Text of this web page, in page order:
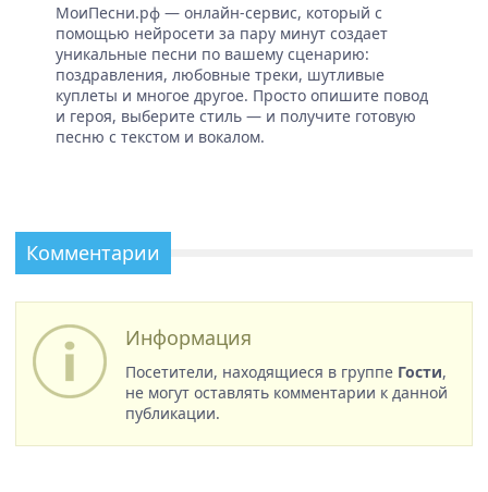
МоиПесни.рф — онлайн-сервис, который с
помощью нейросети за пару минут создает
уникальные песни по вашему сценарию:
поздравления, любовные треки, шутливые
куплеты и многое другое. Просто опишите повод
и героя, выберите стиль — и получите готовую
песню с текстом и вокалом.
Комментарии
Информация
Посетители, находящиеся в группе Гости,
не могут оставлять комментарии к данной
публикации.